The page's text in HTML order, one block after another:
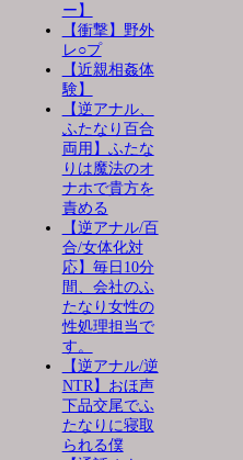
ー】
【衝撃】野外
レ○プ
【近親相姦体
験】
【逆アナル、
ふたなり百合
両用】ふたな
りは魔法のオ
ナホで貴方を
責める
【逆アナル/百
合/女体化対
応】毎日10分
間、会社のふ
たなり女性の
性処理担当で
す。
【逆アナル/逆
NTR】おほ声
下品交尾でふ
たなりに寝取
られる僕